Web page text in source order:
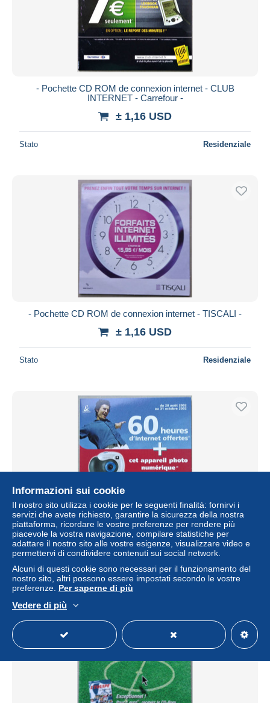
- Pochette CD ROM de connexion internet - CLUB
INTERNET - Carrefour -
± 1,16 USD
Stato Residenziale
- Pochette CD ROM de connexion internet - TISCALI -
± 1,16 USD
Stato Residenziale
- Pochette CD ROM de connexion internet - WANADOO -
± 1,16 USD
Stato Residenziale
Informazioni sui cookie
Il nostro sito utilizza i cookie per le seguenti finalità: fornirvi i
servizi che avete richiesto, garantire la sicurezza della nostra
piattaforma, ricordare le vostre preferenze per rendere più
piacevole la vostra navigazione, compilare statistiche per
adattare il nostro sito alle vostre esigenze, visualizzare video e
permettervi di condividere contenuti sui social network.
Alcuni di questi cookie sono necessari per il funzionamento del
nostro sito, altri possono essere impostati secondo le vostre
preferenze. Per saperne di più
Vedere di più